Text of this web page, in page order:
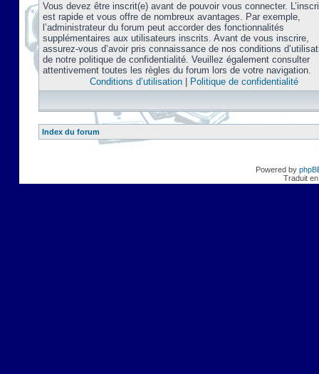
Vous devez être inscrit(e) avant de pouvoir vous connecter.
est rapide et vous offre de nombreux avantages. Par exemple,
l’administrateur du forum peut accorder des fonctionnalités
supplémentaires aux utilisateurs inscrits. Avant de vous inscrire,
assurez-vous d’avoir pris connaissance de nos conditions
de notre politique de confidentialité. Veuillez également consulter
attentivement toutes les règles du forum lors de votre navigation.
Conditions d’utilisation| Politique de confidentialité
Index du forum
Powered by
Traduit